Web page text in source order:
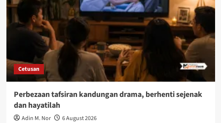
Cetusan
Perbezaan tafsiran kandungan drama, berhenti sejenak
dan hayatilah
Adin M. Nor 6 August 2026